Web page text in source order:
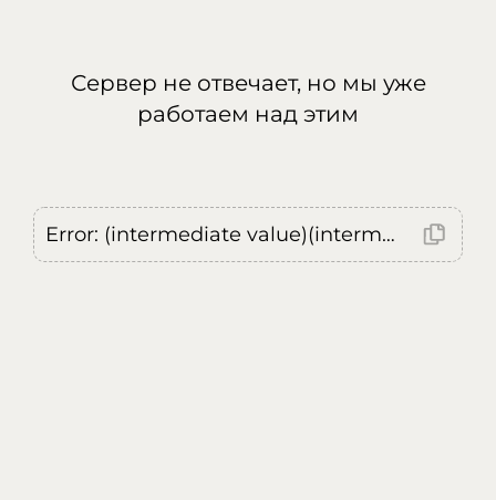
Сервер не отвечает, но мы уже
работаем над этим
Error: (intermediate value)(intermediate value)(intermediate value).replaceAll is not a function